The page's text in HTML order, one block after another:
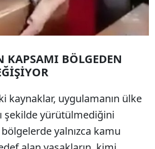
KAPSAMI BÖLGEDEN
kaynaklar, uygulamanın ülke
şekilde yürütülmediğini
yalnızca kamu